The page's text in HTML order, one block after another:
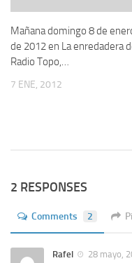
Mañana domingo 8 de
de 2012 en La enredadera
Radio Topo,…
7 ENE, 2012
2 RESPONSES
Comments 2
Rafel
28 mayo,